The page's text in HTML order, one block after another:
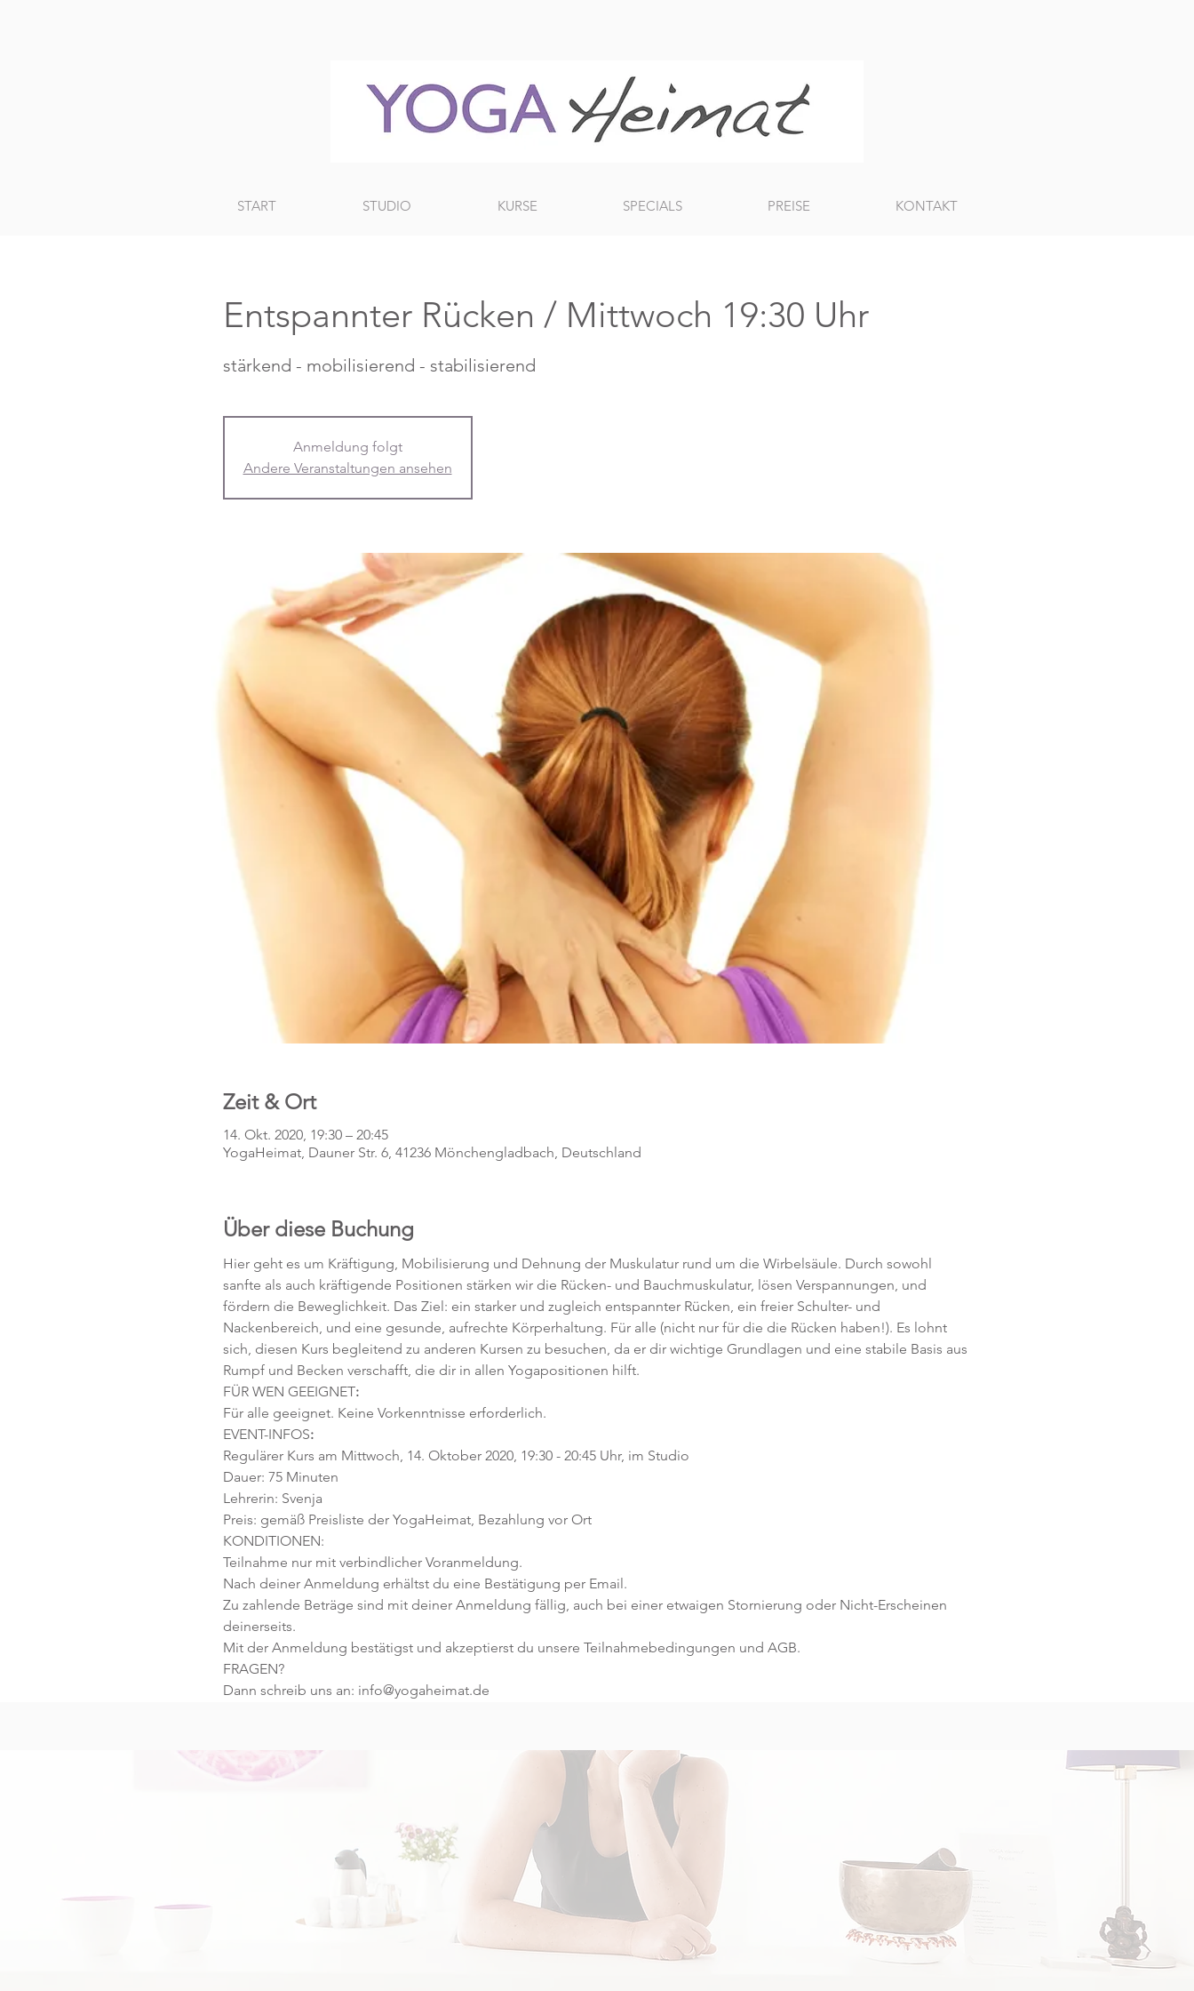
START STUDIO KURSE SPECIALS PREISE KONTAKT
Entspannter Rücken / Mittwoch 19:30 Uhr
stärkend - mobilisierend - stabilisierend
Anmeldung folgt
Andere Veranstaltungen ansehen
Zeit & Ort
14. Okt. 2020, 19:30 – 20:45
YogaHeimat, Dauner Str. 6, 41236 Mönchengladbach, Deutschland
Über diese Buchung
Hier geht es um Kräftigung, Mobilisierung und Dehnung der Muskulatur rund um die Wirbelsäule. Durch sowohl
sanfte als auch kräftigende Positionen stärken wir die Rücken- und Bauchmuskulatur, lösen Verspannungen, und
fördern die Beweglichkeit. Das Ziel: ein starker und zugleich entspannter Rücken, ein freier Schulter- und
Nackenbereich, und eine gesunde, aufrechte Körperhaltung. Für alle (nicht nur für die die Rücken haben!). Es lohnt
sich, diesen Kurs begleitend zu anderen Kursen zu besuchen, da er dir wichtige Grundlagen und eine stabile Basis aus
Rumpf und Becken verschafft, die dir in allen Yogapositionen hilft.
FÜR WEN GEEIGNET:
Für alle geeignet. Keine Vorkenntnisse erforderlich.
EVENT-INFOS:
Regulärer Kurs am Mittwoch, 14. Oktober 2020, 19:30 - 20:45 Uhr, im Studio
Dauer: 75 Minuten
Lehrerin: Svenja
Preis: gemäß Preisliste der YogaHeimat, Bezahlung vor Ort
KONDITIONEN:
Teilnahme nur mit verbindlicher Voranmeldung.
Nach deiner Anmeldung erhältst du eine Bestätigung per Email.
Zu zahlende Beträge sind mit deiner Anmeldung fällig, auch bei einer etwaigen Stornierung oder Nicht-Erscheinen
deinerseits.
Mit der Anmeldung bestätigst und akzeptierst du unsere Teilnahmebedingungen und AGB.
FRAGEN?
Dann schreib uns an: info@yogaheimat.de